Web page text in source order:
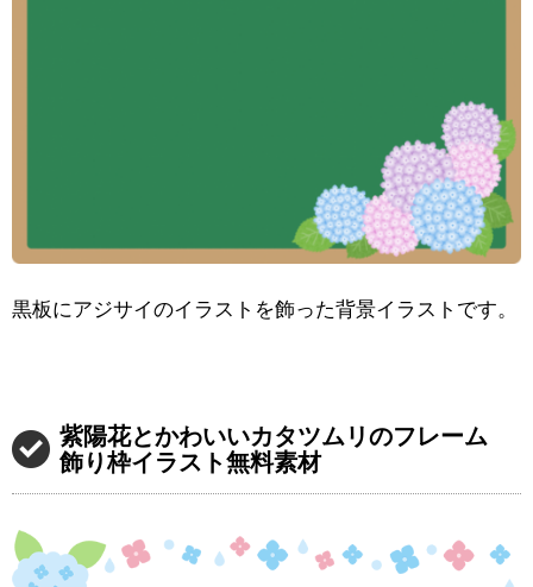
黒板にアジサイのイラストを飾った背景イラストです。
紫陽花とかわいいカタツムリのフレーム
飾り枠イラスト無料素材